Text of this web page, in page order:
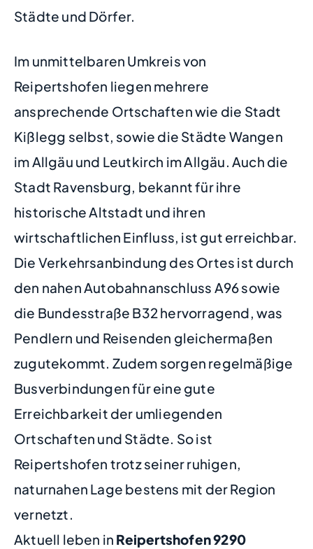
Städte und Dörfer.
Im unmittelbaren Umkreis von
Reipertshofen liegen mehrere
ansprechende Ortschaften wie die Stadt
Kißlegg selbst, sowie die Städte Wangen
im Allgäu und Leutkirch im Allgäu. Auch die
Stadt Ravensburg, bekannt für ihre
historische Altstadt und ihren
wirtschaftlichen Einfluss, ist gut erreichbar.
Die Verkehrsanbindung des Ortes ist durch
den nahen Autobahnanschluss A96 sowie
die Bundesstraße B32 hervorragend, was
Pendlern und Reisenden gleichermaßen
zugutekommt. Zudem sorgen regelmäßige
Busverbindungen für eine gute
Erreichbarkeit der umliegenden
Ortschaften und Städte. So ist
Reipertshofen trotz seiner ruhigen,
naturnahen Lage bestens mit der Region
vernetzt.
Aktuell leben in Reipertshofen9290